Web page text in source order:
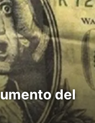
del